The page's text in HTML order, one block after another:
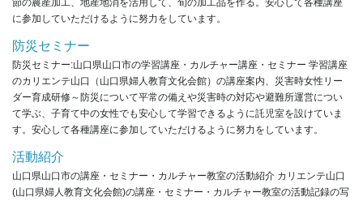
節の農産加工、地産地消を活用して、旬の加工品を作る。安心して各種講座
に参加していただけるように努力をしています。
防災セミナー
防災セミナー:山口県山口市の学習講座・カルチャー講座・セミナー 学習講座
のカリエンテ山口（山口県婦人教育文化会館）の講座案内、災害時女性リー
ダー育成研修～防災について平常の備えや災害時の対応や避難所運営につい
て学ぶ、子育て中の女性でも安心して学習できるように託児室を設けていま
す。安心して各種講座に参加していただけるように努力をしています。
活動紹介
山口県山口市の講座・セミナー・カルチャー教室の活動紹介 カリエンテ山口
(山口県婦人教育文化会館)の講座・セミナー・カルチャー教室の活動記録の写